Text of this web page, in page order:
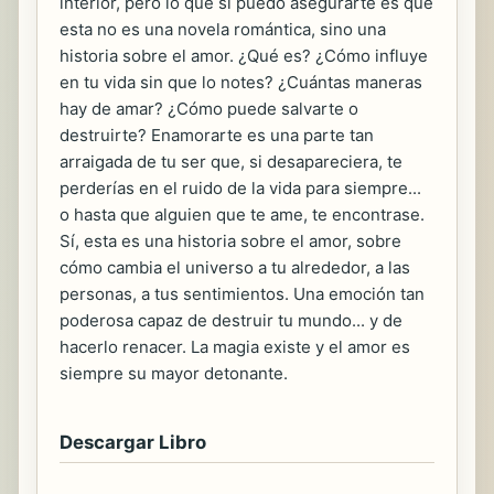
esta no es una novela romántica, sino una
historia sobre el amor. ¿Qué es? ¿Cómo influye
en tu vida sin que lo notes? ¿Cuántas maneras
hay de amar? ¿Cómo puede salvarte o
destruirte? Enamorarte es una parte tan
arraigada de tu ser que, si desapareciera, te
perderías en el ruido de la vida para siempre...
o hasta que alguien que te ame, te encontrase.
Sí, esta es una historia sobre el amor, sobre
cómo cambia el universo a tu alrededor, a las
personas, a tus sentimientos. Una emoción tan
poderosa capaz de destruir tu mundo... y de
hacerlo renacer. La magia existe y el amor es
siempre su mayor detonante.
Descargar Libro